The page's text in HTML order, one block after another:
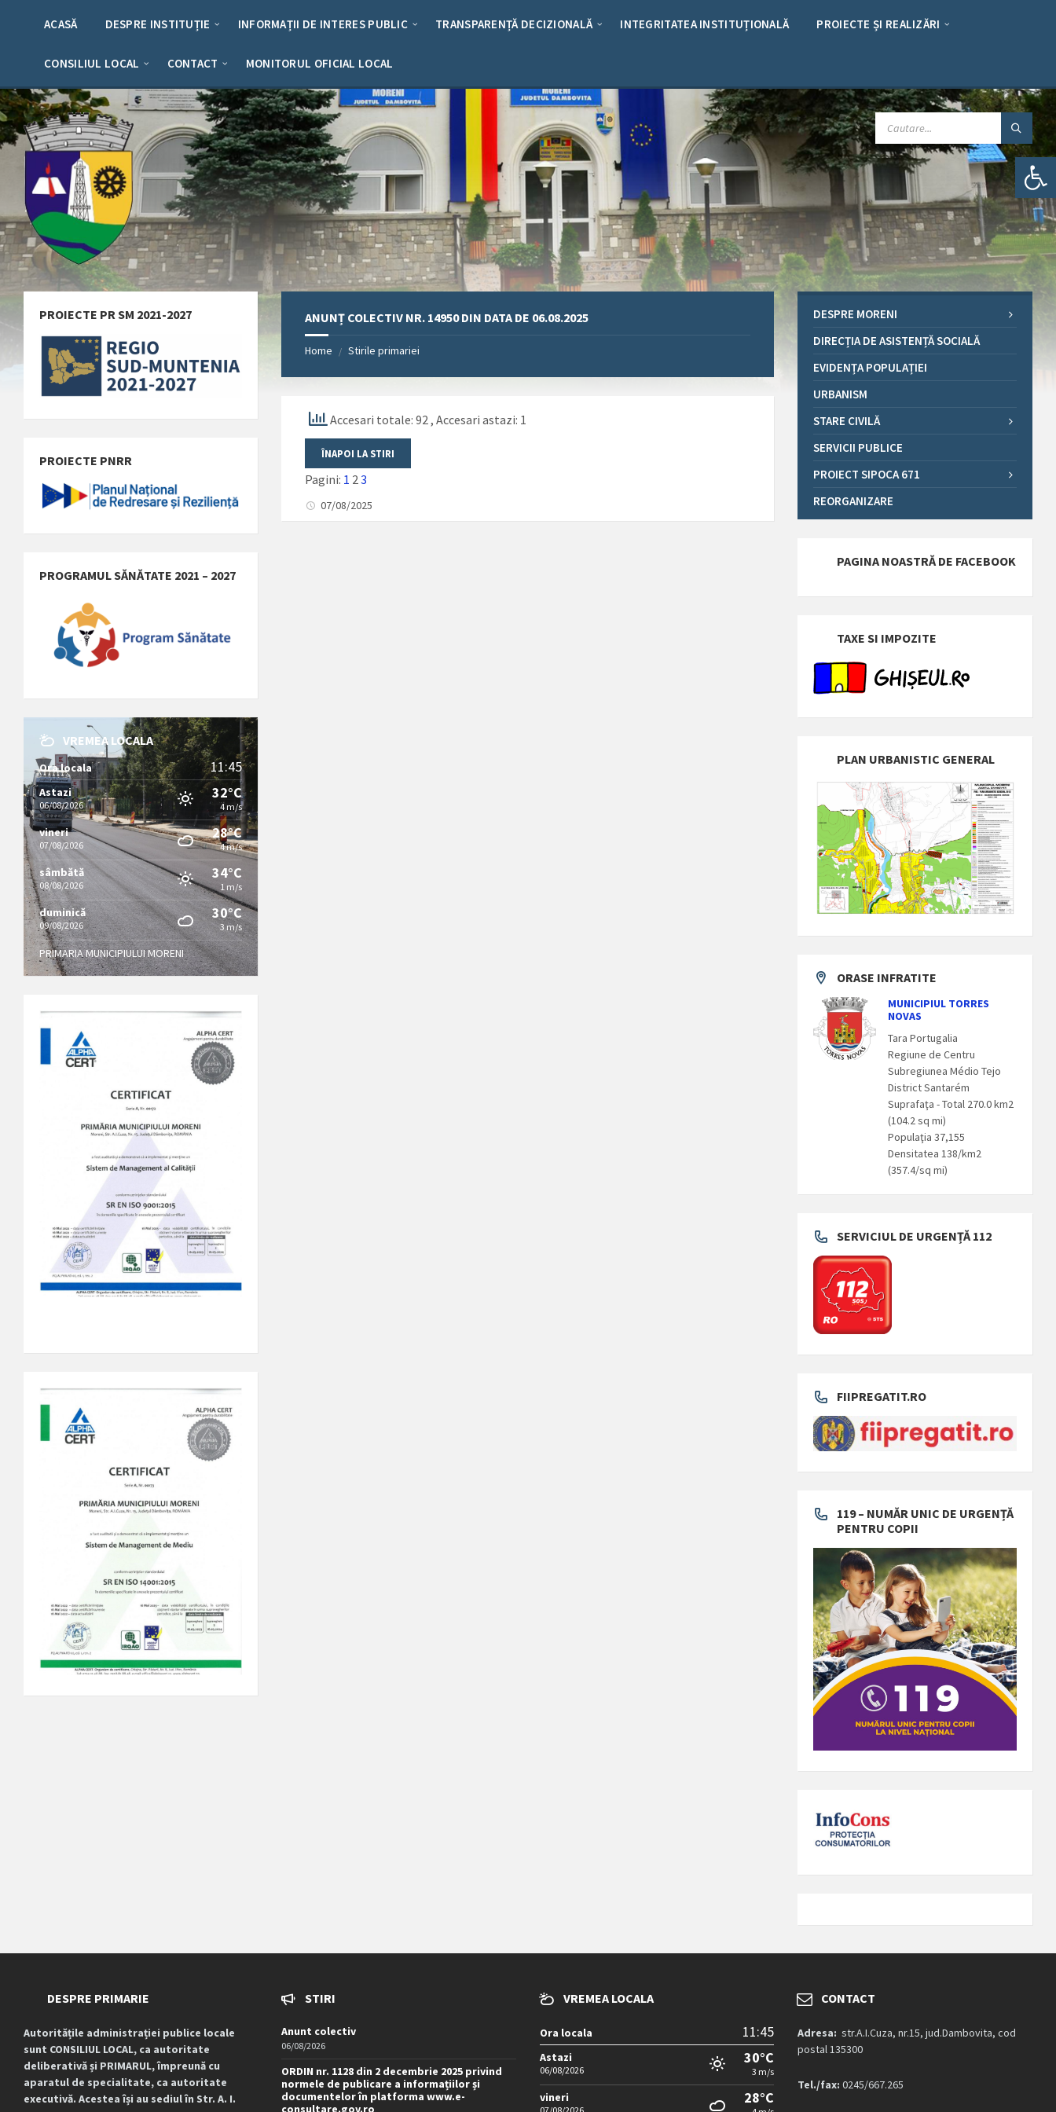
Deschide bara de unelte
ACASĂ DESPRE INSTITUȚIE INFORMAȚII DE INTERES PUBLIC TRANSPARENȚĂ DECIZIONALĂ INTEGRITATEA INSTITUȚIONALĂ PROIECTE ȘI REALIZĂRI
CONSILIUL LOCAL CONTACT MONITORUL OFICIAL LOCAL
CAUTARE:
ANUNȚ COLECTIV NR. 14950 DIN DATA DE 06.08.2025
Home / Stirile primariei
Accesari totale: 92, Accesari astazi: 1
Pagini: 1 2 3
07/08/2025
PROIECTE PR SM 2021-2027
PROIECTE PNRR
PROGRAMUL SĂNĂTATE 2021 – 2027
VREMEA LOCALA
Ora locala 11:45
Astazi
06/08/2026
32°C
4 m/s
vineri
07/08/2026
28°C
4 m/s
sâmbătă
08/08/2026
34°C
1 m/s
duminică
09/08/2026
30°C
3 m/s
PRIMARIA MUNICIPIULUI MORENI
DESPRE MORENI
DIRECȚIA DE ASISTENȚĂ SOCIALĂ
EVIDENȚA POPULAȚIEI
URBANISM
STARE CIVILĂ
SERVICII PUBLICE
PROIECT SIPOCA 671
REORGANIZARE
PAGINA NOASTRĂ DE FACEBOOK
TAXE SI IMPOZITE
PLAN URBANISTIC GENERAL
ORASE INFRATITE
MUNICIPIUL TORRES
NOVAS
Tara Portugalia
Regiune de Centru
Subregiunea Médio Tejo
District Santarém
Suprafaţa - Total 270.0 km2
(104.2 sq mi)
Populaţia 37,155
Densitatea 138/km2
(357.4/sq mi)
SERVICIUL DE URGENȚĂ 112
FIIPREGATIT.RO
119 – NUMĂR UNIC DE URGENȚĂ
PENTRU COPII
DESPRE PRIMARIE
Autoritățile administrației publice locale
sunt CONSILIUL LOCAL, ca autoritate
deliberativă și PRIMARUL, împreună cu
aparatul de specialitate, ca autoritate
executivă. Acestea își au sediul în Str. A. I.
STIRI
Anunt colectiv
06/08/2026
ORDIN nr. 1128 din 2 decembrie 2025 privind
normele de publicare a informațiilor și
documentelor în platforma www.e-
VREMEA LOCALA
Ora locala 11:45
Astazi
06/08/2026
30°C
3 m/s
vineri 28°C
CONTACT
Adresa: str.A.I.Cuza, nr.15, jud.Dambovita, cod
postal 135300
Tel./fax: 0245/667.265